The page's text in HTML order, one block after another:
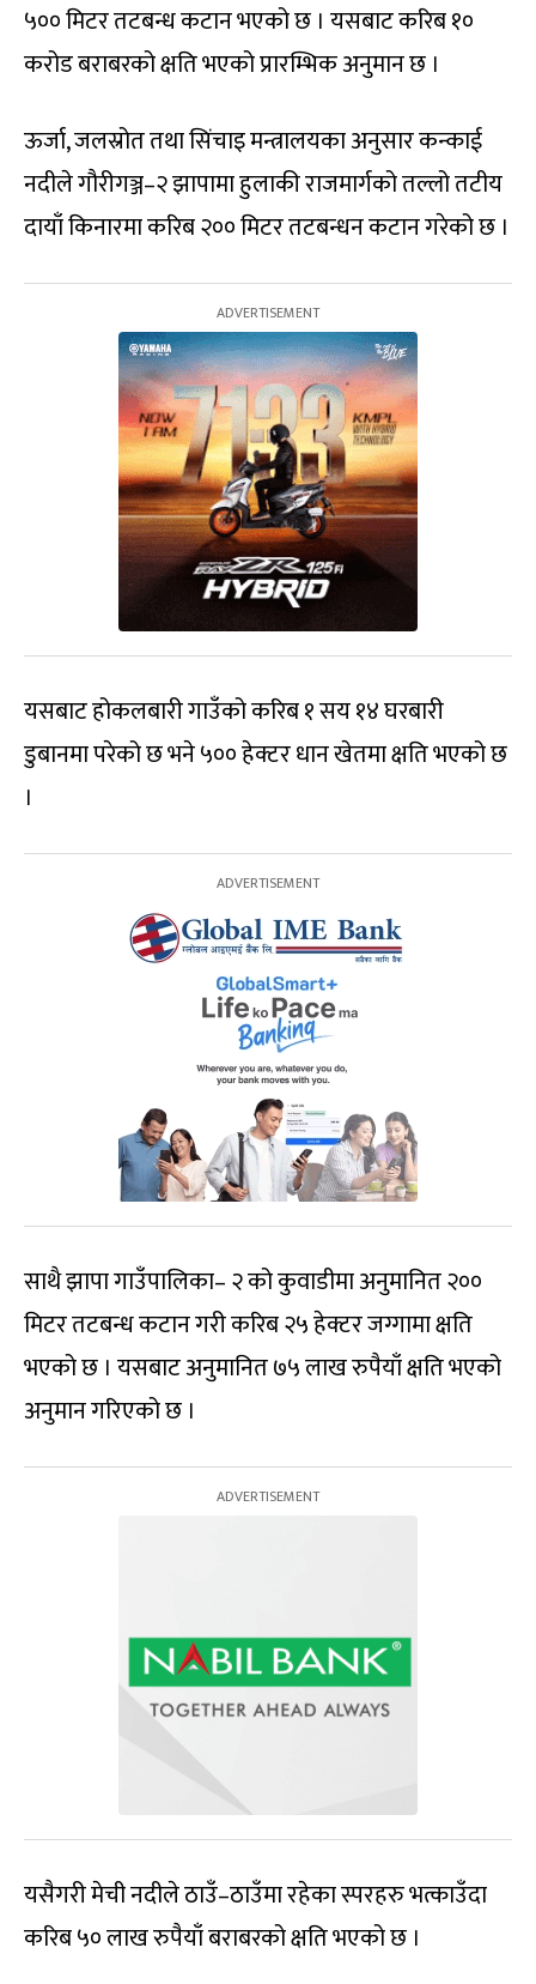
५०० मिटर तटबन्ध कटान भएको छ । यसबाट करिब १०
करोड बराबरको क्षति भएको प्रारम्भिक अनुमान छ ।
ऊर्जा, जलस्रोत तथा सिंचाइ मन्त्रालयका अनुसार कन्काई
नदीले गौरीगञ्ज–२ झापामा हुलाकी राजमार्गको तल्लो तटीय
दायाँ किनारमा करिब २०० मिटर तटबन्धन कटान गरेको छ ।
यसबाट होकलबारी गाउँको करिब १ सय १४ घरबारी
डुबानमा परेको छ भने ५०० हेक्टर धान खेतमा क्षति भएको छ
।
साथै झापा गाउँपालिका– २ को कुवाडीमा अनुमानित २००
मिटर तटबन्ध कटान गरी करिब २५ हेक्टर जग्गामा क्षति
भएको छ । यसबाट अनुमानित ७५ लाख रुपैयाँ क्षति भएको
अनुमान गरिएको छ ।
यसैगरी मेची नदीले ठाउँ–ठाउँमा रहेका स्परहरु भत्काउँदा
करिब ५० लाख रुपैयाँ बराबरको क्षति भएको छ ।